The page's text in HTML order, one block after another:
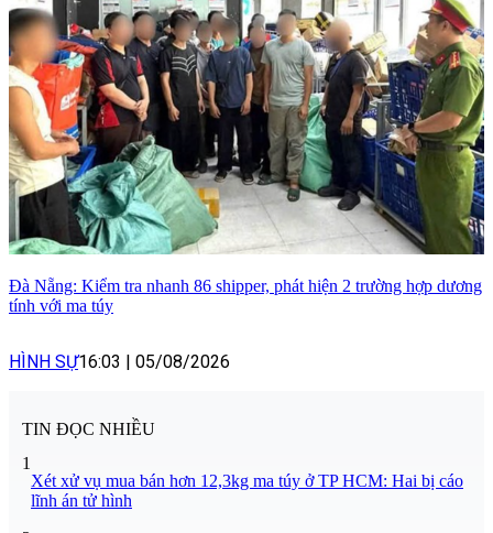
Đà Nẵng: Kiểm tra nhanh 86 shipper, phát hiện 2 trường hợp dương
tính với ma túy
HÌNH SỰ16:03 05/08/2026
TIN ĐỌC NHIỀU
1
Xét xử vụ mua bán hơn 12,3kg ma túy ở TP HCM: Hai bị cáo
lĩnh án tử hình